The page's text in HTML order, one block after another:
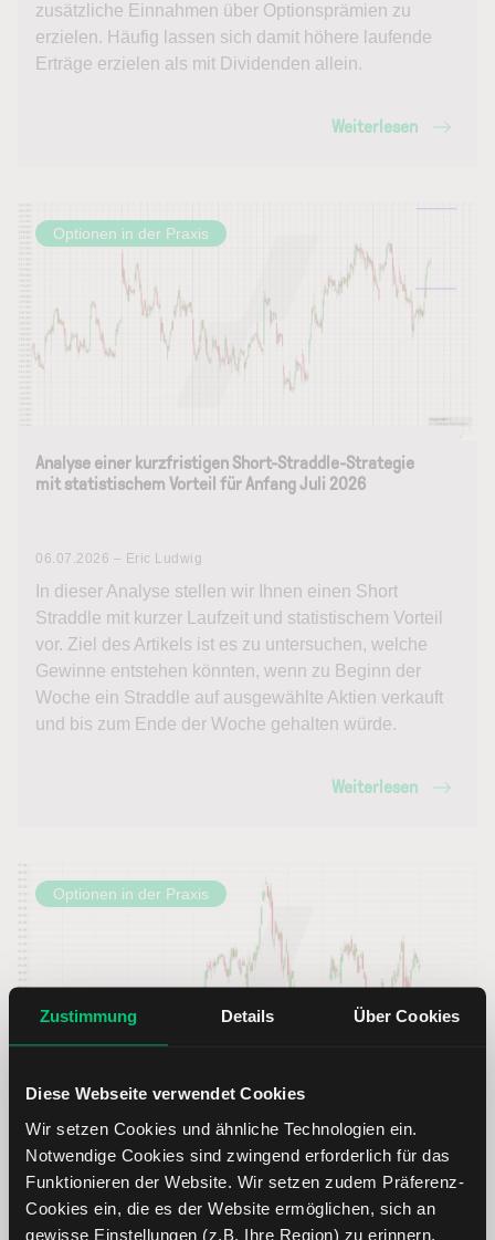
Zustimmung Details Über Cookies
Diese Webseite verwendet Cookies
Wir setzen Cookies und ähnliche Technologien ein.
Notwendige Cookies sind zwingend erforderlich für das
Funktionieren der Website. Wir setzen zudem Präferenz-
Cookies ein, die es der Website ermöglichen, sich an
gewisse Einstellungen (z.B. Ihre Region) zu erinnern.
zusätzliche Einnahmen über Optionsprämien zu
erzielen. Häufig lassen sich damit höhere laufende
Erträge erzielen als mit Dividenden allein.
Weiterlesen
Optionen in der Praxis
Analyse einer kurzfristigen Short-Straddle-Strategie
mit statistischem Vorteil für Anfang Juli 2026
06.07.2026 – Eric Ludwig
In dieser Analyse stellen wir Ihnen einen Short
Straddle mit kurzer Laufzeit und statistischem Vorteil
vor. Ziel des Artikels ist es zu untersuchen, welche
Gewinne entstehen könnten, wenn zu Beginn der
Woche ein Straddle auf ausgewählte Aktien verkauft
und bis zum Ende der Woche gehalten würde.
Weiterlesen
Optionen in der Praxis
Optionstradeidee: Die Quartalsergebnisse von Truist
Financial mit Optionen und mit statistischem Vorteil
handeln